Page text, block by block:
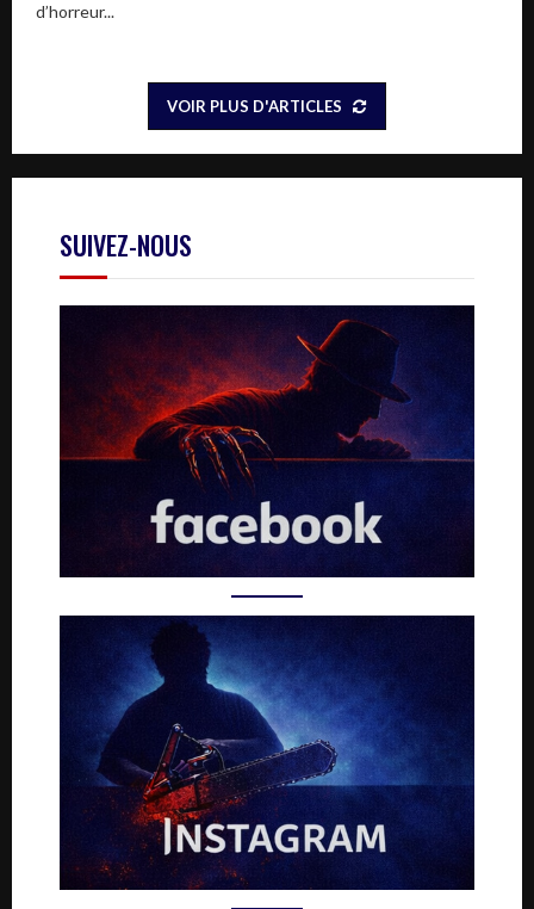
d’horreur...
VOIR PLUS D'ARTICLES
SUIVEZ-NOUS